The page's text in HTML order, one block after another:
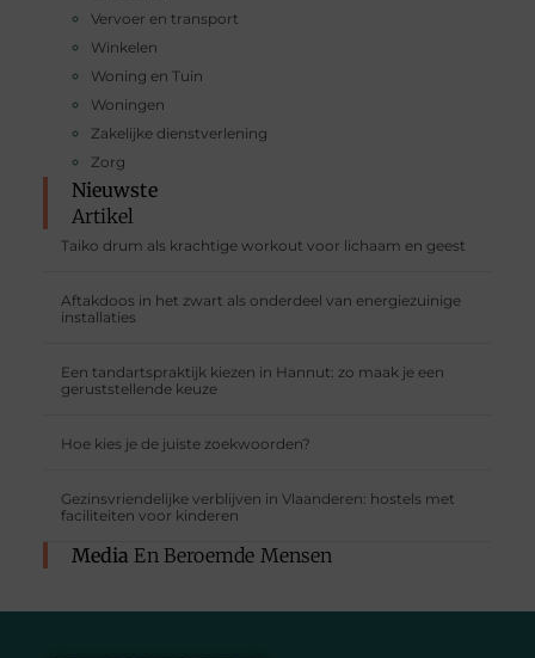
Vervoer en transport
Winkelen
Woning en Tuin
Woningen
Zakelijke dienstverlening
Zorg
Nieuwste
Artikel
Taiko drum als krachtige workout voor lichaam en geest
Aftakdoos in het zwart als onderdeel van energiezuinige
installaties
Een tandartspraktijk kiezen in Hannut: zo maak je een
geruststellende keuze
Hoe kies je de juiste zoekwoorden?
Gezinsvriendelijke verblijven in Vlaanderen: hostels met
faciliteiten voor kinderen
Media En Beroemde Mensen